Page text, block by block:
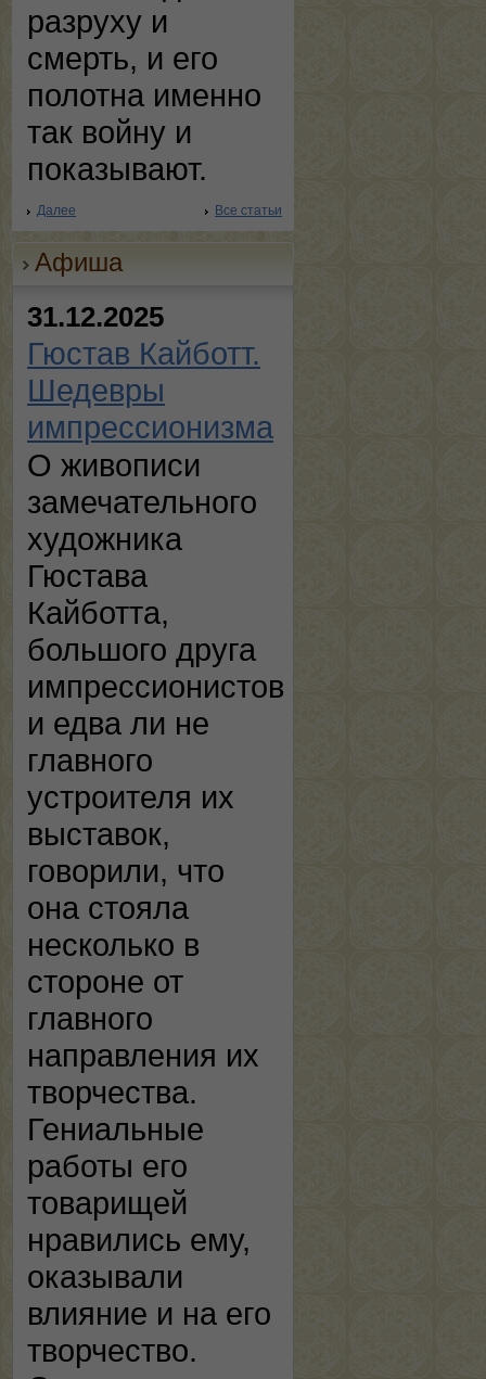
разруху и
смерть, и его
полотна именно
так войну и
показывают.
Далее Все статьи
Афиша
31.12.2025
Гюстав Кайботт.
Шедевры
импрессионизма
О живописи
замечательного
художника
Гюстава
Кайботта,
большого друга
импрессионистов
и едва ли не
главного
устроителя их
выставок,
говорили, что
она стояла
несколько в
стороне от
главного
направления их
творчества.
Гениальные
работы его
товарищей
нравились ему,
оказывали
влияние и на его
творчество.